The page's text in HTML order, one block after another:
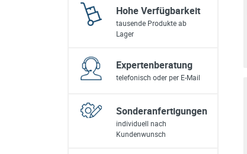
Hohe Verfügbarkeit
tausende Produkte ab
Lager
Expertenberatung
telefonisch oder per E-Mail
Sonderanfertigungen
individuell nach
Kundenwunsch